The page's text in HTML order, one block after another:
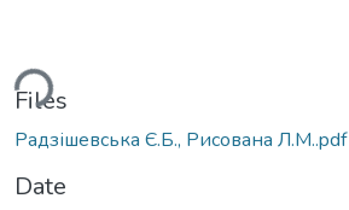
Files
Радзішевська Є.Б., Рисована Л.М..pdf
Date